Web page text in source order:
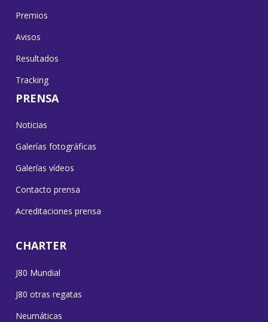
Premios
Avisos
Resultados
Tracking
PRENSA
Noticias
Galerías fotográficas
Galerías vídeos
Contacto prensa
Acreditaciones prensa
CHARTER
J80 Mundial
J80 otras regatas
Neumáticas